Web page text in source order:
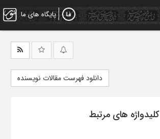
پایگاه های ما
دانلود فهرست مقالات نویسنده
کلیدواژه های مرتبط